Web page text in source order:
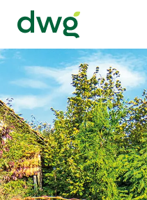
Zur Startseite von